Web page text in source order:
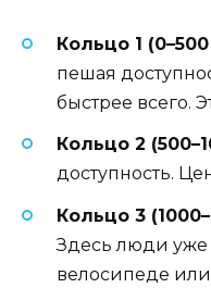
Кольцо 1
пешая
быстрее всего.
Кольцо 2
доступность.
Кольцо 3
Здесь люди уже
велосипеде или